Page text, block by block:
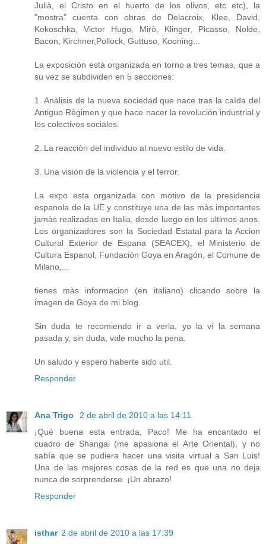
Julià, el Cristo en el huerto de los olivos, etc etc), la
"mostra" cuenta con obras de Delacroix, Klee, David,
Kokoschka, Victor Hugo, Mirò, Klinger, Picasso, Nolde,
Bacon, Kirchner,Pollock, Guttuso, Kooning...
La exposiciòn està organizada en torno a tres temas, que a
su vez se subdividen en 5 secciones:
1. Anàlisis de la nueva sociedad que nace tras la caìda del
Antiguo Règimen y que hace nacer la revoluciòn industrial y
los colectivos sociales.
2. La reacciòn del individuo al nuevo estilo de vida.
3. Una visiòn de la violencia y el terror.
La expo esta organizada con motivo de la presidencia
espanola de la UE y constituye una de las màs importantes
jamàs realizadas en Italia, desde luego en los ultimos anos.
Los organizadores son la Sociedad Estatal para la Accion
Cultural Exterior de Espana (SEACEX), el Ministerio de
Cultura Espanol, Fundación Goya en Aragón, el Comune de
Milano,...
tienes màs informacion (en italiano) clicando sobre la
imagen de Goya de mi blog.
Sin duda te recomiendo ir a verla, yo la vi la semana
pasada y, sin duda, vale mucho la pena.
Un saludo y espero haberte sido util.
Responder
Ana Trigo
2 de abril de 2010 a las 14:11
¡Qué buena esta entrada, Paco! Me ha encantado el
cuadro de Shangai (me apasiona el Arte Oriental), y no
sabía que se pudiera hacer una visita virtual a San Luis!
Una de las mejores cosas de la red es que una no deja
nunca de sorprenderse. ¡Un abrazo!
Responder
isthar 2 de abril de 2010 a las 17:39